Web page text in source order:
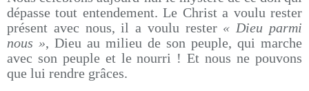
dépasse tout entendement. Le Christ a voulu rester
présent avec nous, il a voulu rester « Dieu parmi
nous », Dieu au milieu de son peuple, qui marche
avec son peuple et le nourri ! Et nous ne pouvons
que lui rendre grâces.